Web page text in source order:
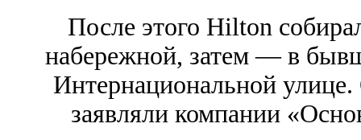
После этого Hilton
набережной, затем — в
Интернациональной
заявляли компании